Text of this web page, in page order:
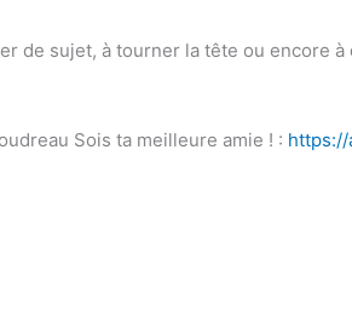
de sujet, à tourner la tête ou encore
Sois ta meilleure amie ! :